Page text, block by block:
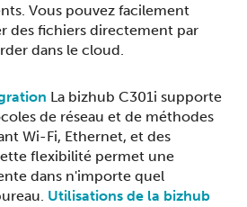
Vous pouvez facilement
des fichiers directement par
dans le cloud.
La bizhub C301i supporte
de réseau et de méthodes
Wi-Fi, Ethernet, et des
flexibilité permet une
dans n'importe quel
Utilisations de la bizhub